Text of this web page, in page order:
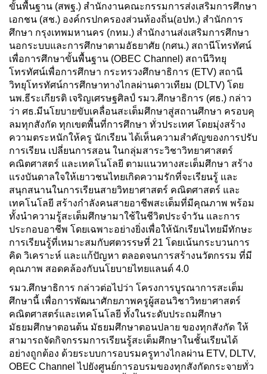
ขั้นพื้นฐาน (สพฐ.) สำนักงานคณะกรรมการส่งเสริมการศึกษา
เอกชน (สช.) องค์กรปกครองส่วนท้องถิ่น(อปท.) สำนักการ
ศึกษา กรุงเทพมหานคร (กทม.) สำนักงานส่งเสริมการศึกษา
นอกระบบและการศึกษาตามอัธยาศัย (กศน.) สถานีโทรทัศน์
เพื่อการศึกษาขั้นพื้นฐาน (OBEC Channel) สถานีวิทยุ
โทรทัศน์เพื่อการศึกษา กระทรวงศึกษาธิการ (ETV) สถานี
วิทยุโทรทัศน์การศึกษาทางไกลผ่านดาวเทียม (DLTV) โดย
นพ.ธีระเกียรติ เจริญเศรษฐศิลป์ รมว.ศึกษาธิการ (ศธ.) กล่าว
ว่า ศธ.มีนโยบายขับเคลื่อนสะเต็มศึกษาสู่สถานศึกษา ครอบคุ
ลมทุกสังกัด ทุกเขตพื้นที่การศึกษา ทั่วประเทศ โดยมุ่งสร้าง
ความตระหนักให้ครู นักเรียน ได้เห็นความสำคัญของการปรับ
การเรียน เปลี่ยนการสอน ในกลุ่มสาระวิชาวิทยาศาสตร์
คณิตศาสตร์ และเทคโนโลยี ตามแนวทางสะเต็มศึกษา สร้าง
แรงบันดาลใจให้เยาวชนไทยเกิดความรักที่จะเรียนรู้ และ
สนุกสนานในการเรียนสายวิทยาศาสตร์ คณิตศาสตร์ และ
เทคโนโลยี สร้างกำลังคนสายอาชีพสะเต็มที่มีคุณภาพ พร้อม
ทั้งนำความรู้สะเต็มศึกษามาใช้ในชีวิตประจำวัน และการ
ประกอบอาชีพ โดยเฉพาะอย่างยิ่งเพื่อให้นักเรียนไทยมีทักษะ
การเรียนรู้ที่เหมาะสมกับศตวรรษที่ 21 โดยเน้นกระบวนการ
คิด วิเคราะห์ และแก้ปัญหา ตลอดจนการสร้างนวัตกรรม ที่มี
คุณภาพ สอดคล้องกับนโยบายไทยแลนด์ 4.0
รมว.ศึกษาธิการ กล่าวต่อไปว่า โครงการบูรณาการสะเต็ม
ศึกษานี้ เพื่อการพัฒนาศักยภาพครูผู้สอนวิชาวิทยาศาสตร์
คณิตศาสตร์และเทคโนโลยี ทั้งในระดับประถมศึกษา
มัธยมศึกษาตอนต้น มัธยมศึกษาตอนปลาย ของทุกสังกัด ให้
สามารถจัดกิจกรรมการเรียนรู้สะเต็มศึกษาในชั้นเรียนได้
อย่างถูกต้อง ด้วยระบบการอบรมครูทางไกลผ่าน ETV, DLTV,
OBEC Channel ไปยังศูนย์การอบรมของทุกสังกัดกระจายทั่ว